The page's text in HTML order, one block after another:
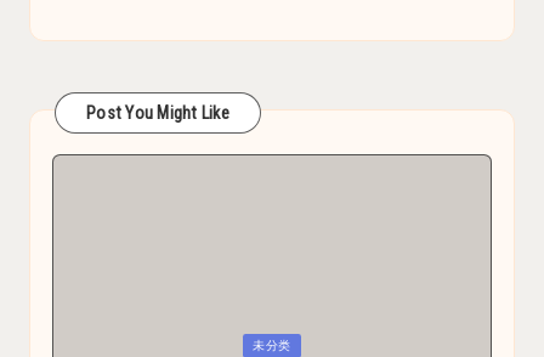
Post You Might Like
未分类